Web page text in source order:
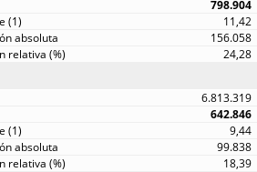
798.904
11,42
156.058
24,28
6.813.319
642.846
9,44
99.838
18,39